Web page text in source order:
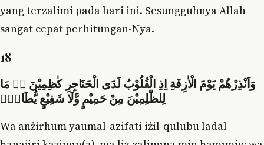
yang terzalimi pada hari ini. Sesungguhnya Allah
sangat cepat perhitungan-Nya.
18
وَاَنْذِرْهُمْ يَوْمَ الْاٰزِفَةِ اِذِ الْقُلُوْبُ لَدَى الْحَنَاجِرِ كٰظِمِيْنَ ەۗ مَا
لِلظّٰلِمِيْنَ مِنْ حَمِيْمٍ وَّلَا شَفِيْعٍ يُّطَاعُۗ
Wa anżirhum yaumal-āzifati iżil-qulūbu ladal-